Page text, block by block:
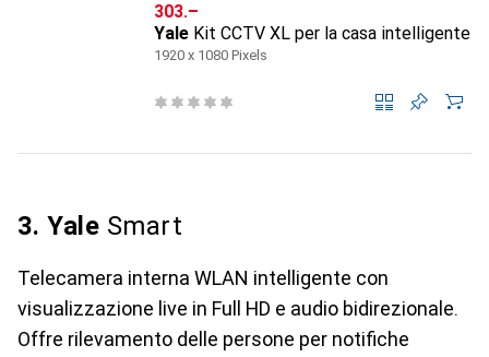
CHF
303.–
Yale Kit CCTV XL per la casa intelligente
1920 x 1080 Pixels
3. Yale Smart
Telecamera interna WLAN intelligente con
visualizzazione live in Full HD e audio bidirezionale.
Offre rilevamento delle persone per notifiche